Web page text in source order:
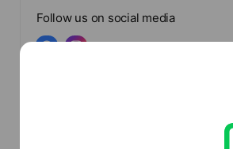
Follow us on social media